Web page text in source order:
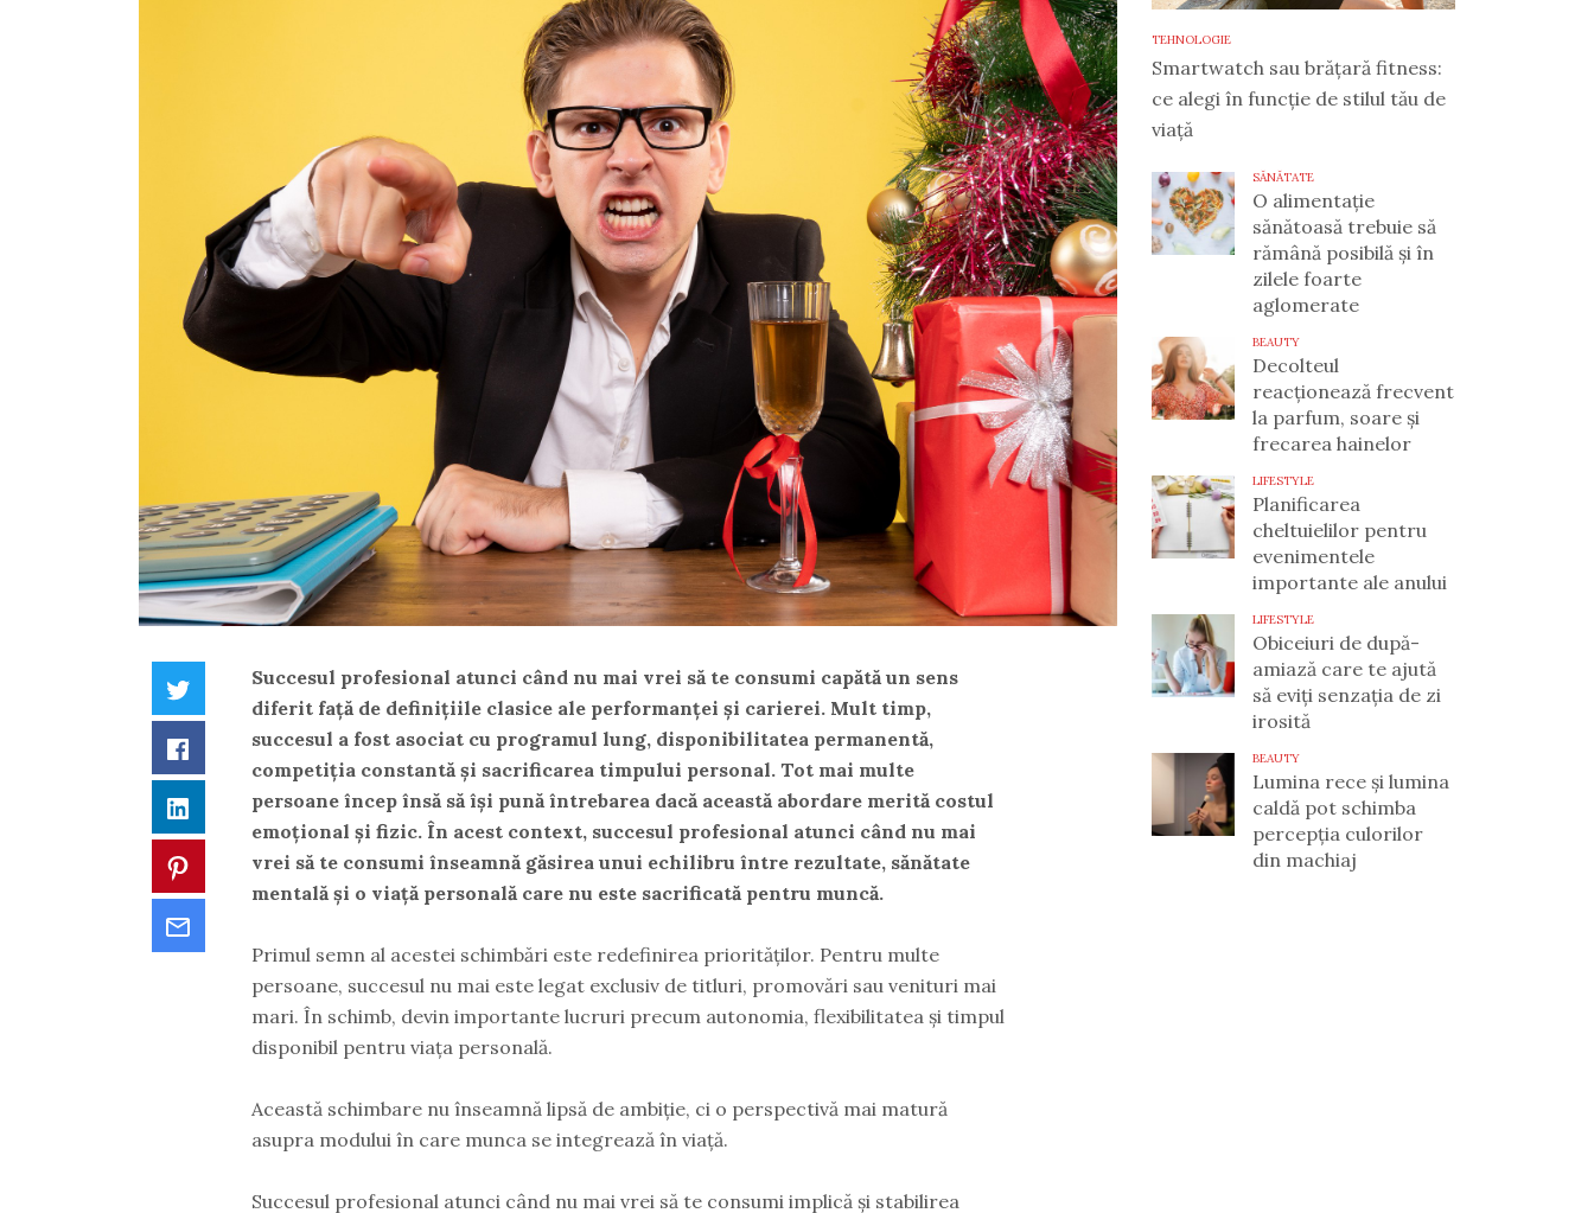
Twitter
Facebook
LinkedIn
Pinterest
Succesul profesional atunci când nu mai vrei să te consumi capătă un sens
diferit față de definițiile clasice ale performanței și carierei. Mult timp,
succesul a fost asociat cu programul lung, disponibilitatea permanentă,
competiția constantă și sacrificarea timpului personal. Tot mai multe
persoane încep însă să își pună întrebarea dacă această abordare merită costul
emoțional și fizic. În acest context, succesul profesional atunci când nu mai
vrei să te consumi înseamnă găsirea unui echilibru între rezultate, sănătate
mentală și o viață personală care nu este sacrificată pentru muncă.
Primul semn al acestei schimbări este redefinirea priorităților. Pentru multe
persoane, succesul nu mai este legat exclusiv de titluri, promovări sau venituri mai
mari. În schimb, devin importante lucruri precum autonomia, flexibilitatea și timpul
disponibil pentru viața personală.
Această schimbare nu înseamnă lipsă de ambiție, ci o perspectivă mai matură
asupra modului în care munca se integrează în viață.
Succesul profesional atunci când nu mai vrei să te consumi implică și stabilirea
TEHNOLOGIE
Smartwatch sau brățară fitness:
ce alegi în funcție de stilul tău de
viață
SĂNĂTATE
O alimentație
sănătoasă trebuie să
rămână posibilă și în
zilele foarte
aglomerate
BEAUTY
Decolteul
reacționează frecvent
la parfum, soare și
frecarea hainelor
LIFESTYLE
Planificarea
cheltuielilor pentru
evenimentele
importante ale anului
LIFESTYLE
Obiceiuri de după-
amiază care te ajută
să eviți senzația de zi
irosită
BEAUTY
Lumina rece și lumina
caldă pot schimba
percepția culorilor
din machiaj